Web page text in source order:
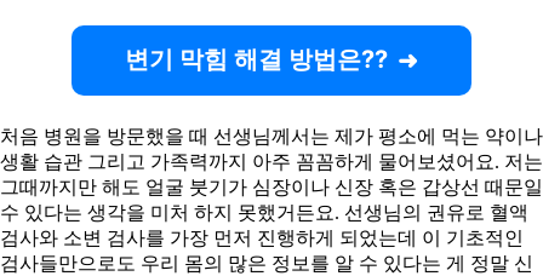
변기 막힘 해결 방법은??
처음 병원을 방문했을 때 선생님께서는 제가 평소에 먹는 약이나
생활 습관 그리고 가족력까지 아주 꼼꼼하게 물어보셨어요. 저는
그때까지만 해도 얼굴 붓기가 심장이나 신장 혹은 갑상선 때문일
수 있다는 생각을 미처 하지 못했거든요. 선생님의 권유로 혈액
검사와 소변 검사를 가장 먼저 진행하게 되었는데 이 기초적인
검사들만으로도 우리 몸의 많은 정보를 알 수 있다는 게 정말 신